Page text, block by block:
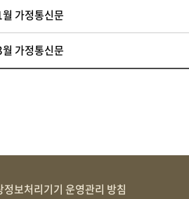
가정통신문
가정통신문
정보처리기기 운영관리 방침